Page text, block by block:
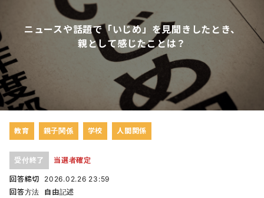
ニュースや話題で「いじめ」を見聞きしたとき、
親として感じたことは？
教育 親子関係 学校 人間関係
受付終了 当選者確定
回答締切
2026.02.26 23:59
回答方法
自由記述